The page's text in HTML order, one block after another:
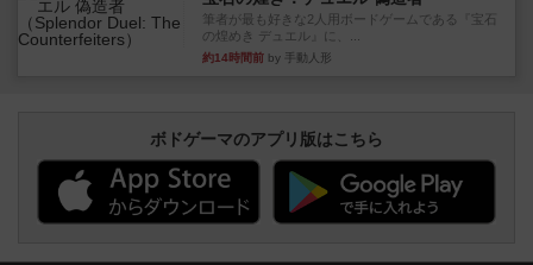
筆者が最も好きな2人用ボードゲームである『宝石
の煌めき デュエル』に、...
約14時間前 by 手動人形
ボドゲーマのアプリ版はこちら